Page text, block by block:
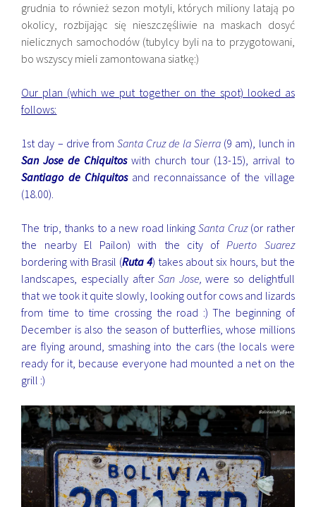
grudnia to również sezon motyli, których miliony latają po
okolicy, rozbijając się nieszczęśliwie na maskach dosyć
nielicznych samochodów (tubylcy byli na to przygotowani,
bo wszyscy mieli zamontowana siatkę:)
Our plan (which we put together on the spot) looked as
follows:
1st day – drive from Santa Cruz de la Sierra (9 am), lunch in
San Jose de Chiquitos with church tour (13-15), arrival to
Santiago de Chiquitosand reconnaissance of the village
(18.00).
The trip, thanks to a new road linkingSanta Cruz(or rather
the nearby El Pailon) with the city ofPuerto Suarez
bordering with Brasil (Ruta 4) takes about six hours, but the
landscapes, especially afterSan Jose, were so delightfull
that we took it quite slowly, looking out for cows and lizards
from time to time crossing the road :) The beginning of
December is also the season of butterflies, whose millions
are flying around, smashing into the cars (the locals were
ready for it, because everyone had mounted a net on the
grill :)